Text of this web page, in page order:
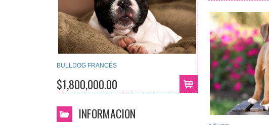
BULLDOG FRANCÉS
$1,800,000.00
INFORMACION